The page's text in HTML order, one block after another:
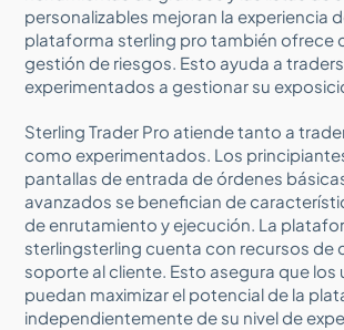
personalizables mejoran la experiencia
plataforma sterling pro también ofrece
gestión de riesgos. Esto ayuda a
experimentados a gestionar su
Sterling Trader Pro atiende tanto a
como experimentados. Los
pantallas de entrada de órdenes
avanzados se benefician de
de enrutamiento y ejecución. La
sterlingsterling cuenta con recursos de
soporte al cliente. Esto asegura que los
puedan maximizar el potencial de la
independientemente de su nivel de